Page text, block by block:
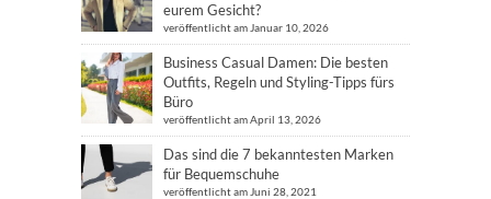
eurem Gesicht?
veröffentlicht am Januar 10, 2026
Business Casual Damen: Die besten
Outfits, Regeln und Styling-Tipps fürs
Büro
veröffentlicht am April 13, 2026
Das sind die 7 bekanntesten Marken
für Bequemschuhe
veröffentlicht am Juni 28, 2021